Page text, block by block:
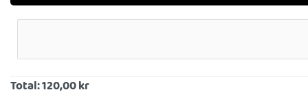
Total:120,00 kr